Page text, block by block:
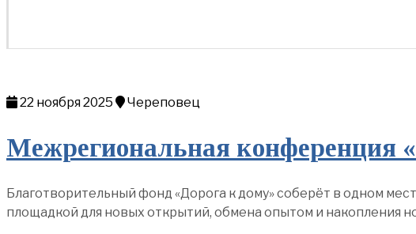
22 ноября 2025 Череповец
Межрегиональная конференция
Благотворительный фонд «Дорога к дому» соберёт в одном
площадкой для новых открытий, обмена опытом и накопления